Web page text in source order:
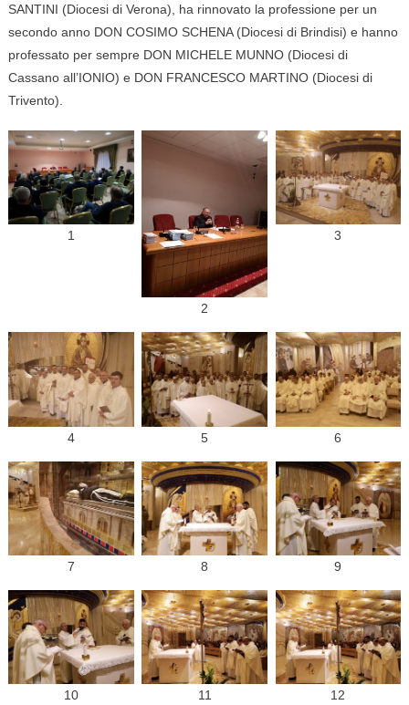
SANTINI (Diocesi di Verona), ha rinnovato la professione per un
secondo anno DON COSIMO SCHENA (Diocesi di Brindisi) e hanno
professato per sempre DON MICHELE MUNNO (Diocesi di
Cassano all’IONIO) e DON FRANCESCO MARTINO (Diocesi di
Trivento).
1
2
3
4 5 6
7 8 9
10 11 12